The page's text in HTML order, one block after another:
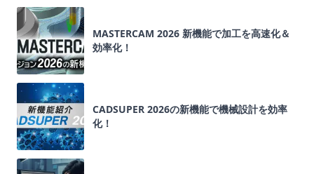
MASTERCAM 2026 新機能で加工を高速化＆
効率化！
CADSUPER 2026の新機能で機械設計を効率
化！